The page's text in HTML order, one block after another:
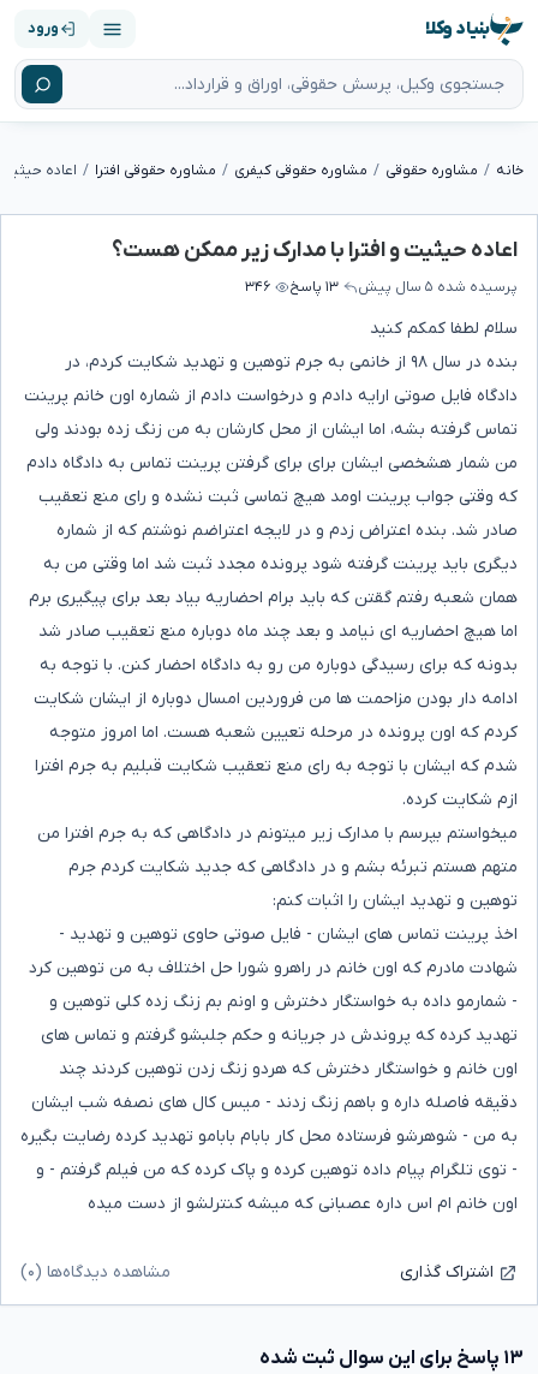
بنیاد وکلا ورود
خانه مشاوره حقوقی مشاوره حقوقی کیفری مشاوره حقوقی افترا اعاده
اعاده حیثیت و افترا با مدارک زیر ممکن هست؟
پرسیده شده ۵ سال پیش ۱۳ پاسخ ۳۴۶
سلام لطفا کمکم کنید
بنده در سال ۹۸ از خانمی به جرم توهین و تهدید شکایت کردم، در
دادگاه فایل صوتی ارایه دادم و درخواست دادم از شماره اون خانم پرینت
تماس گرفته بشه، اما ایشان از محل کارشان به من زنگ زده بودند ولی
من شمار هشخصی ایشان برای برای گرفتن پرینت تماس به دادگاه دادم
که وقتی جواب پرینت اومد هیچ تماسی ثبت نشده و رای منع تعقیب
صادر شد. بنده اعتراض زدم و در لایجه اعتراضم نوشتم که از شماره
دیگری باید پرینت گرفته شود پرونده مجدد ثبت شد اما وقتی من به
همان شعبه رفتم گقتن که باید برام احضاریه بیاد بعد برای پیگیری برم
اما هیچ احضاریه ای نیامد و بعد چند ماه دوباره منع تعقیب صادر شد
بدونه که برای رسیدگی دوباره من رو به دادگاه احضار کنن. با توجه به
ادامه دار بودن مزاحمت ها من فروردین امسال دوباره از ایشان شکایت
کردم که اون پرونده در مرحله تعیین شعبه هست. اما امروز متوجه
شدم که ایشان با توجه به رای منع تعقیب شکایت قبلیم به جرم افترا
ازم شکایت کرده.
میخواستم بپرسم با مدارک زیر میتونم در دادگاهی که به جرم افترا من
متهم هستم تبرئه بشم و در دادگاهی که جدید شکایت کردم جرم
توهین و تهدید ایشان را اثبات کنم:
اخذ پرینت تماس های ایشان - فایل صوتی حاوی توهین و تهدید -
شهادت مادرم که اون خانم در راهرو شورا حل اختلاف به من توهین کرد
- شمارمو داده به خواستگار دخترش و اونم بم زنگ زده کلی توهین و
تهدید کرده که پروندش در جریانه و حکم جلبشو گرفتم و تماس های
اون خانم و خواستگار دخترش که هردو زنگ زدن توهین کردند چند
دقیقه فاصله داره و باهم زنگ زدند - میس کال های نصفه شب ایشان
به من - شوهرشو فرستاده محل کار بابام بابامو تهدید کرده رضایت بگیره
- توی تلگرام پیام داده توهین کرده و پاک کرده که من فیلم گرفتم - و
اون خانم ام اس داره عصبانی که میشه کنترلشو از دست میده
اشتراک گذاری مشاهده دیدگاه‌ها (۰)
۱۳ پاسخ برای این سوال ثبت شده